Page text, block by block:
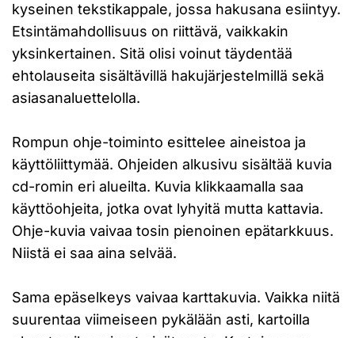
kyseinen tekstikappale, jossa hakusana esiintyy.
Etsintämahdollisuus on riittävä, vaikkakin
yksinkertainen. Sitä olisi voinut täydentää
ehtolauseita sisältävillä hakujärjestelmillä sekä
asiasanaluettelolla.
Rompun ohje-toiminto esittelee aineistoa ja
käyttöliittymää. Ohjeiden alkusivu sisältää kuvia
cd-romin eri alueilta. Kuvia klikkaamalla saa
käyttöohjeita, jotka ovat lyhyitä mutta kattavia.
Ohje-kuvia vaivaa tosin pienoinen epätarkkuus.
Niistä ei saa aina selvää.
Sama epäselkeys vaivaa karttakuvia. Vaikka niitä
suurentaa viimeiseen pykälään asti, kartoilla